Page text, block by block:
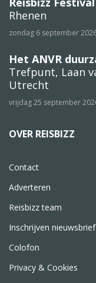
Rhenen
zondag 6 september
Het ANVR
Trefpunt, Laan
Utrecht
vrijdag 25 september
OVER REISBIZZ
Contact
Adverteren
Reisbizz team
Inschrijven nieuwsbrief
Colofon
Privacy & Cookies